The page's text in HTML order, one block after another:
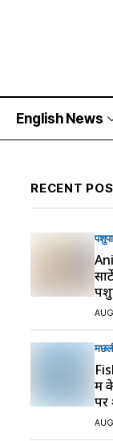
English News
RECENT
में
पर